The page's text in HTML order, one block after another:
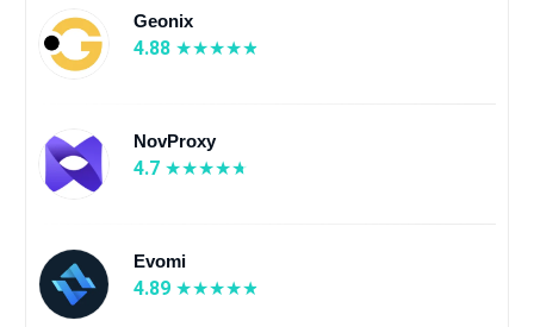
Geonix
4.88
NovProxy
4.7
Evomi
4.89